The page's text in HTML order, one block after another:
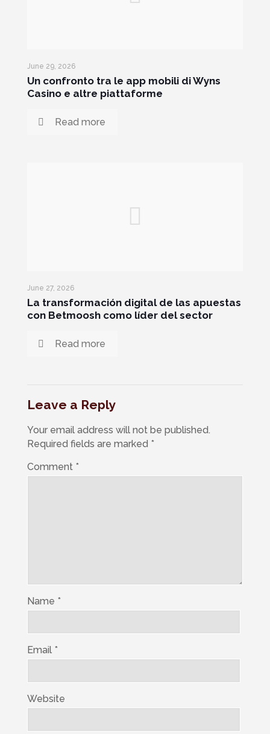
June 29, 2026
Un confronto tra le app mobili di Wyns
Casino e altre piattaforme
Read more
June 27, 2026
La transformación digital de las apuestas
con Betmoosh como líder del sector
Read more
Leave a Reply
Your email address will not be published.
Required fields are marked *
Comment *
Name *
Email *
Website